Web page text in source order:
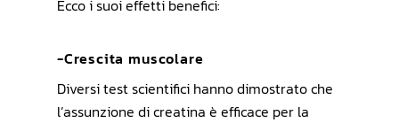
Ecco i suoi effetti benefici:
-Crescita muscolare
Diversi test scientifici hanno dimostrato che
l’assunzione di creatina è efficace per la